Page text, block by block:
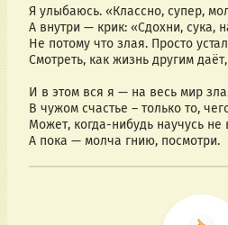
Я улыбаюсь. «Классно, супер,
А внутри — крик: «Сдoхни, сyка,
Не потому что злая. Просто
Смотреть, как жизнь другим
И в этом вся я — на весь мир
В чужом счастье – только то,
Может, когда-нибудь научусь не
А пока — молча гнию, посмотри.